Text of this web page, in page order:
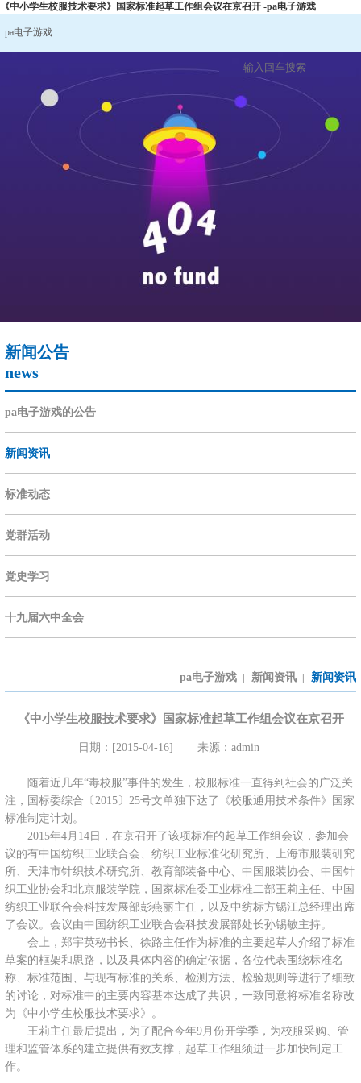
《中小学生校服技术要求》国家标准起草工作组会议在京召开 -pa电子游戏
pa电子游戏
新闻公告
news
pa电子游戏的公告
新闻资讯
标准动态
党群活动
党史学习
十九届六中全会
pa电子游戏 新闻资讯 新闻资讯
《中小学生校服技术要求》国家标准起草工作组会议在京召开
日期：[2015-04-16] 来源：admin
随着近几年“毒校服”事件的发生，校服标准一直得到社会的广泛关
注，国标委综合〔2015〕25号文单独下达了《校服通用技术条件》国家
标准制定计划。
2015年4月14日，在京召开了该项标准的起草工作组会议，参加会
议的有中国纺织工业联合会、纺织工业标准化研究所、上海市服装研究
所、天津市针织技术研究所、教育部装备中心、中国服装协会、中国针
织工业协会和北京服装学院，国家标准委工业标准二部王莉主任、中国
纺织工业联合会科技发展部彭燕丽主任，以及中纺标方锡江总经理出席
了会议。会议由中国纺织工业联合会科技发展部处长孙锡敏主持。
会上，郑宇英秘书长、徐路主任作为标准的主要起草人介绍了标准
草案的框架和思路，以及具体内容的确定依据，各位代表围绕标准名
称、标准范围、与现有标准的关系、检测方法、检验规则等进行了细致
的讨论，对标准中的主要内容基本达成了共识，一致同意将标准名称改
为《中小学生校服技术要求》。
王莉主任最后提出，为了配合今年9月份开学季，为校服采购、管
理和监管体系的建立提供有效支撑，起草工作组须进一步加快制定工
作。